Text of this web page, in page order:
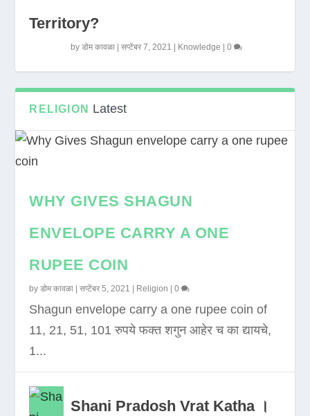
Territory?
byडोम कावळा |सप्टेंबर 7, 2021 Knowledge |0
RELIGION Latest
WHY GIVES SHAGUN
ENVELOPE CARRY A ONE
RUPEE COIN
byडोम कावळा |सप्टेंबर 5, 2021 Religion |0
Shagun envelope carry a one rupee coin of
11, 21, 51, 101 रुपये फक्त शगुन आहेर च का द्यायचे,
1...
Shani Pradosh Vrat Katha ।